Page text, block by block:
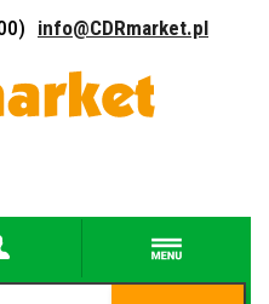
info@CDRmarket.pl